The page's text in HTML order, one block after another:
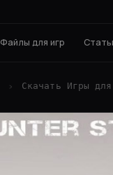
Файлы для игр
› Скачать Игры